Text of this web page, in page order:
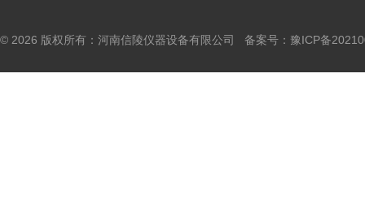
© 2026 版权所有：河南信陵仪器设备有限公司 备案号： 豫ICP备